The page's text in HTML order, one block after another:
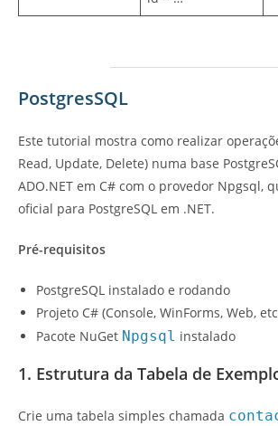
PostgresSQL
Este tutorial mostra como realizar
Read, Update, Delete) numa base
ADO.NET em C# com o provedor Npgsql,
oficial para PostgreSQL em .NET.
Pré-requisitos
PostgreSQL instalado e rodando
Projeto C# (Console, WinForms, Web,
Pacote NuGet Npgsql instalado
1. Estrutura da Tabela de
Crie uma tabela simples chamada